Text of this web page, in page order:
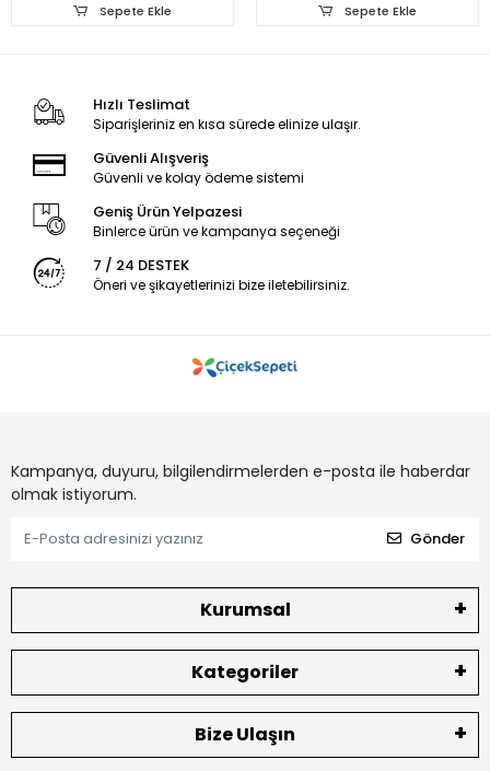
Sepete Ekle Sepete Ekle
Hızlı Teslimat
Siparişleriniz en kısa sürede elinize ulaşır.
Güvenli Alışveriş
Güvenli ve kolay ödeme sistemi
Geniş Ürün Yelpazesi
Binlerce ürün ve kampanya seçeneği
7 / 24 DESTEK
Öneri ve şikayetlerinizi bize iletebilirsiniz.
Kampanya, duyuru, bilgilendirmelerden e-posta ile haberdar
olmak istiyorum.
Gönder
Kurumsal
Kategoriler
Bize Ulaşın